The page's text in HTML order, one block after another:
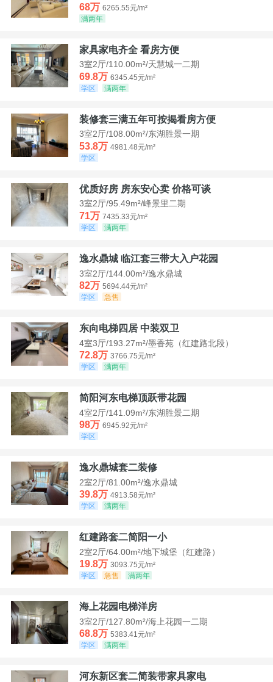
68万 6265.55元/m²
满两年
家具家电齐全 看房方便
3室2厅/110.00m²/天慧城一二期
69.8万 6345.45元/m²
学区
满两年
装修套三满五年可按揭看房方便
3室2厅/108.00m²/东湖胜景一期
53.8万 4981.48元/m²
学区
优质好房 房东安心卖 价格可谈
3室2厅/95.49m²/峰景里二期
71万 7435.33元/m²
学区
满两年
逸水鼎城 临江套三带大入户花园
3室2厅/144.00m²/逸水鼎城
82万 5694.44元/m²
学区
急售
东向电梯四居 中装双卫
4室3厅/193.27m²/墨香苑（红建路北段）
72.8万 3766.75元/m²
学区
满两年
简阳河东电梯顶跃带花园
4室2厅/141.09m²/东湖胜景二期
98万 6945.92元/m²
学区
逸水鼎城套二装修
2室2厅/81.00m²/逸水鼎城
39.8万 4913.58元/m²
学区
满两年
红建路套二简阳一小
2室2厅/64.00m²/地下城堡（红建路）
19.8万 3093.75元/m²
学区
急售 满两年
海上花园电梯洋房
3室2厅/127.80m²/海上花园一二期
68.8万 5383.41元/m²
学区
满两年
河东新区套二简装带家具家电